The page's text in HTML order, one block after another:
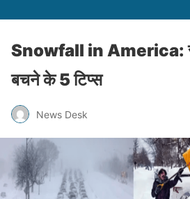
Snowfall in America:
बचने के 5 टिप्स
News Desk